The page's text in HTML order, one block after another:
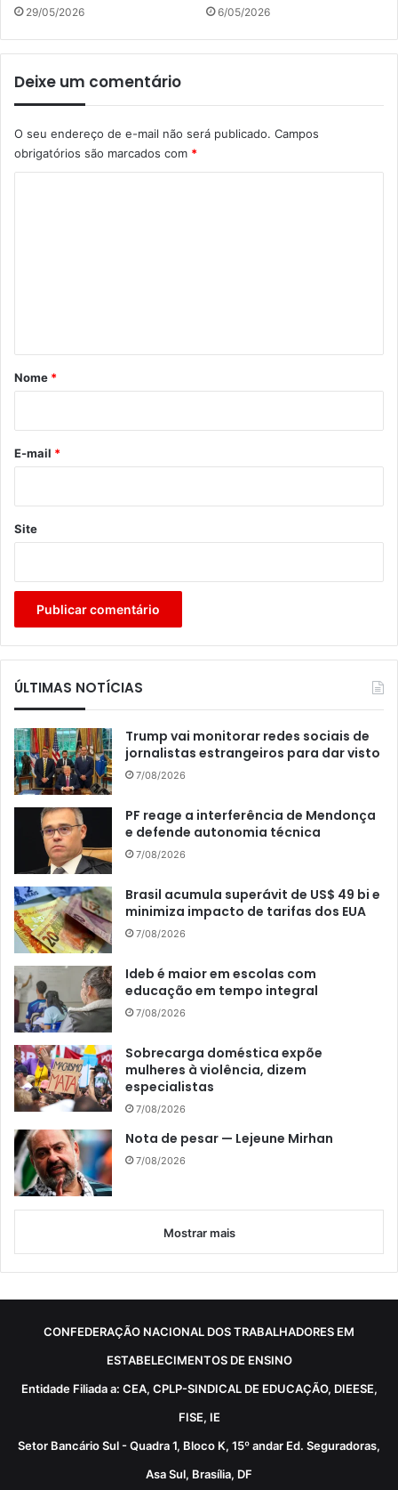
29/05/2026 6/05/2026
Deixe um comentário
O seu endereço de e-mail não será publicado. Campos
obrigatórios são marcados com *
r
*
Nome *
E-mail *
Site
ÚLTIMAS NOTÍCIAS
Trump vai monitorar redes sociais de
jornalistas estrangeiros para dar visto
7/08/2026
PF reage a interferência de Mendonça
e defende autonomia técnica
7/08/2026
Brasil acumula superávit de US$ 49 bi e
minimiza impacto de tarifas dos EUA
7/08/2026
Ideb é maior em escolas com
educação em tempo integral
7/08/2026
Sobrecarga doméstica expõe
mulheres à violência, dizem
especialistas
7/08/2026
Nota de pesar — Lejeune Mirhan
7/08/2026
Mostrar mais
CONFEDERAÇÃO NACIONAL DOS TRABALHADORES EM
ESTABELECIMENTOS DE ENSINO
Entidade Filiada a: CEA, CPLP-SINDICAL DE EDUCAÇÃO, DIEESE,
FISE, IE
Setor Bancário Sul - Quadra 1, Bloco K, 15º andar Ed. Seguradoras,
Asa Sul, Brasília, DF